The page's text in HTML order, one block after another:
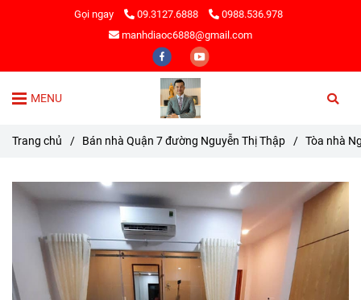
Gọi ngay 09.3127.6888
0988.536.978
manhdiaoc6888@gmail.com
MENU
Trang chủ / Bán nhà Quận 7 đường Nguyễn Thị Thập / Tòa nhà